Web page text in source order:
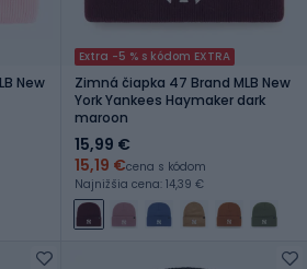
New
Extra -5 % s kódom EXTRA
Zimná čiapka 47 Brand MLB New
York Yankees Haymaker dark
maroon
15,99 €
15,19 €cena s kódom
Najnižšia cena: 14,39 €